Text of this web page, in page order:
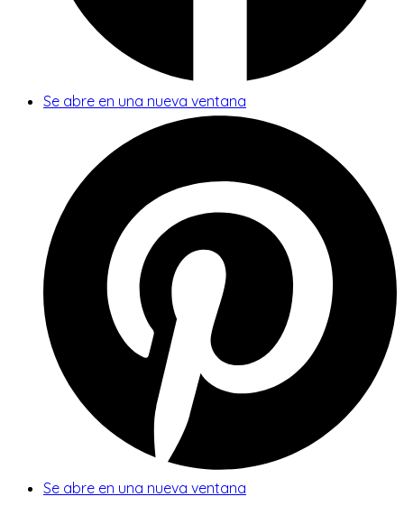
Se abre en una nueva ventana
Se abre en una nueva ventana